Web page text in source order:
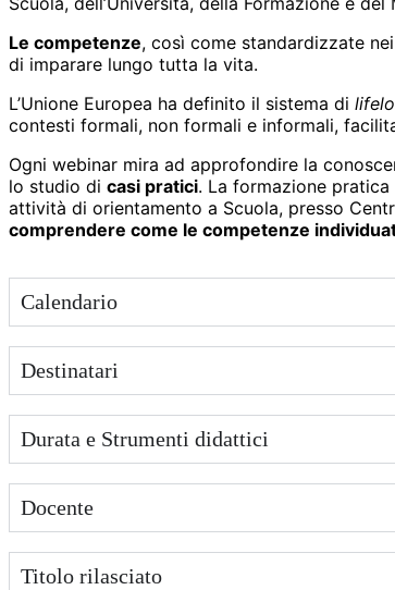
Le competenze, così come standardizzate
di imparare lungo tutta la vita.
L’Unione Europea ha definito il sistema di
contesti formali, non formali e informali,
Ogni webinar mira ad approfondire la
lo studio di casi pratici. La formazione
attività di orientamento a Scuola, presso
comprendere come le competenze
Calendario
Destinatari
Durata e Strumenti didattici
Docente
Titolo rilasciato